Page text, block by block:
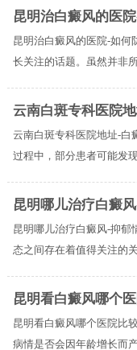
昆明治白癜风的医
昆明治白癜风的医院-如何
长关注的话题。虽然并非
云南白斑专科医院
云南白斑专科医院地址-白
过程中，部分患者可能发
昆明哪儿治疗白癜
昆明哪儿治疗白癜风-抑郁
态之间存在着值得关注的
昆明看白癜风哪个
昆明看白癜风哪个医院比
病情是否会因年龄增长而产